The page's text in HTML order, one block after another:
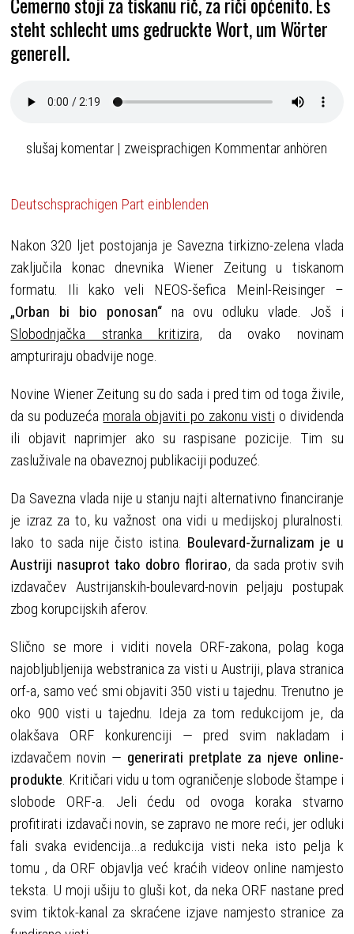
steht schlecht ums gedruckte Wort, um Wörter
generell.
slušaj komentar | zweisprachigen Kommentar anhören
Deutschsprachigen Part einblenden
Nakon 320 ljet postojanja je Savezna tirkizno-zelena vlada
zaključila konac dnevnika Wiener Zeitung u tiskanom
formatu. Ili kako veli NEOS-šefica Meinl-Reisinger –
„Orban bi bio ponosan“na ovu odluku vlade. Još i
Slobodnjačka stranka kritizira, da ovako novinam
ampturiraju obadvije noge.
Novine Wiener Zeitung su do sada i pred tim od toga živile,
da su poduzećamorala objaviti po zakonu visti o dividenda
ili objavit naprimjer ako su raspisane pozicije. Tim su
zasluživale na obaveznoj publikaciji poduzeć.
Da Savezna vlada nije u stanju najti alternativno financiranje
je izraz za to, ku važnost ona vidi u medijskoj pluralnosti.
Iako to sada nije čisto istina. Boulevard-žurnalizam je u
Austriji nasuprot tako dobro florirao, da sada protiv svih
izdavačev Austrijanskih-boulevard-novin peljaju postupak
zbog korupcijskih aferov.
Slično se more i viditi novela ORF-zakona, polag koga
najobljubljenija webstranica za visti u Austriji, plava stranica
orf-a, samo već smi objaviti 350 visti u tajednu. Trenutno je
oko 900 visti u tajednu. Ideja za tom redukcijom je, da
olakšava ORF konkurenciji — pred svim nakladam i
izdavačem novin — generirati pretplate za njeve online-
produkte . Kritičari vidu u tom ograničenje slobode štampe i
slobode ORF-a. Jeli ćedu od ovoga koraka stvarno
profitirati izdavači novin, se zapravo ne more reći, jer odluki
fali svaka evidencija…a redukcija visti neka isto pelja k
tomu , da ORF objavlja već kraćih videov online namjesto
teksta. U moji ušiju to gluši kot, da neka ORF nastane pred
svim tiktok-kanal za skraćene izjave namjesto stranice za